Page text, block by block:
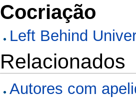
Cocriação
Left Behind
Relacionados
Autores com